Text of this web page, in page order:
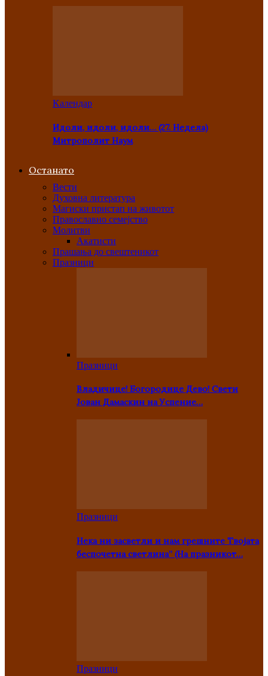
Kалендар
Идоли, идоли, идоли… (27. Недела)
Митрополит Наум
Останато
Вести
Духовна литература
Магиски пристап на животот
Православно семејство
Молитви
Акатисти
Прашања до свештеникот
Празници
Празници
Владичице! Богородице Дево! Свети
Јован Дамаскин на Успение…
Празници
Нека ни засветли и нам грешните Твојата
беспочетна светлина” (На празникот…
Празници